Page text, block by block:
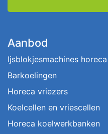
Aanbod
Ijsblokjesmachines horeca
Barkoelingen
Horeca vriezers
Koelcellen en vriescellen
Horeca koelwerkbanken